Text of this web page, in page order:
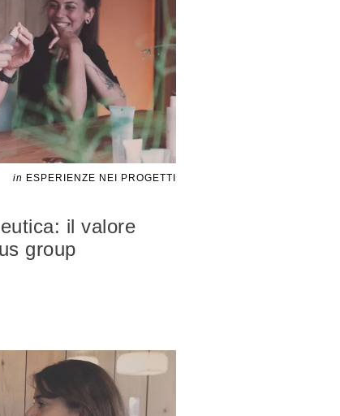
in ESPERIENZE NEI PROGETTI
il valore
group